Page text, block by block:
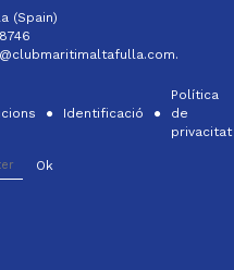
(Spain)
Identificació
Política
de
privacitat